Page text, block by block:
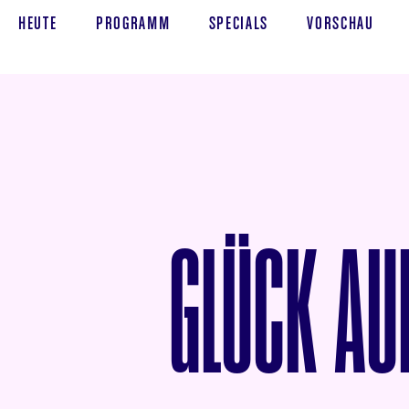
HEUTE PROGRAMM SPECIALS VORSCHAU
GLÜCK